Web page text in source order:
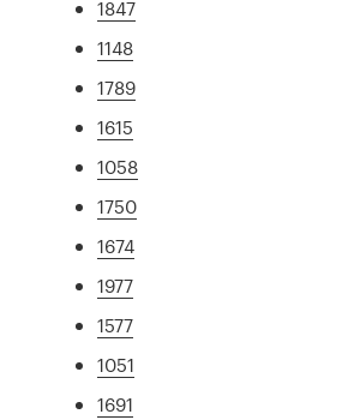
1847
1148
1789
1615
1058
1750
1674
1977
1577
1051
1691